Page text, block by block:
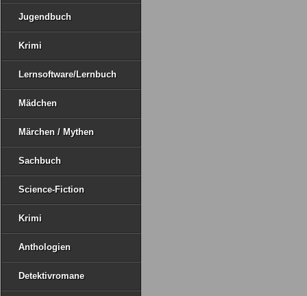
Jugendbuch
Krimi
Lernsoftware/Lernbuch
Mädchen
Märchen / Mythen
Sachbuch
Science-Fiction
Krimi
Anthologien
Detektivromane